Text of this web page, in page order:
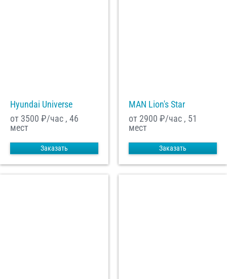
Hyundai Universe
от 3500 ₽/час , 46
мест
Заказать
MAN Lion's Star
от 2900 ₽/час , 51
мест
Заказать